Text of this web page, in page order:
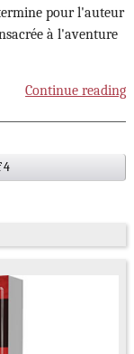
pour l'auteur
à l'aventure
Continue reading
4